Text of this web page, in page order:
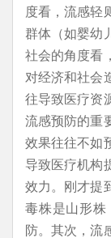
度看，流感轻
群体（如婴幼
社会的角度看
对经济和社会
往导致医疗资
流感预防的重
效果往往不如
导致医疗机构
效力。刚才提
毒株是山形
防。其次，流